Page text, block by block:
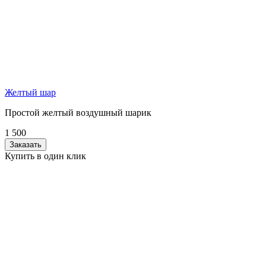
Желтый шар
Простой желтый воздушный шарик
1 500
Заказать
Купить в один клик